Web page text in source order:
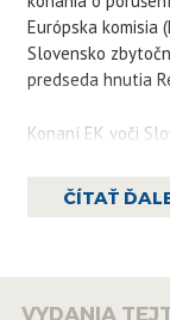
Európska komisia
Slovensko
predseda hnutia
Konaní EK voči
„Dramatizujú
V praxi to vyzerá
ČÍTAŤ
VYDANIA